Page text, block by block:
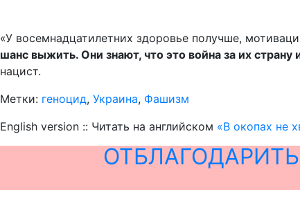
«У восемнадцатилетних здоровье получше,
шанс выжить. Они знают, что это война за их страну
нацист.
Метки: геноцид, Украина, Фашизм
English version :: Читать на английском «В окопах не